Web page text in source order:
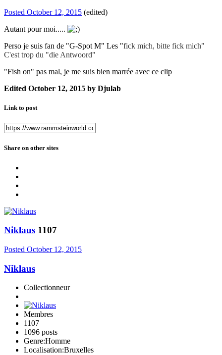
Posted October 12, 2015 (edited)
Autant pour moi.....
Perso je suis fan de "G-Spot M" Les "fick mich, bitte fick mich"
C'est trop du "die Antwoord"
"Fish on" pas mal, je me suis bien marrée avec ce clip
Edited October 12, 2015 by Djulab
Link to post
Share on other sites
Niklaus 1107
Posted October 12, 2015
Niklaus
Collectionneur
Membres
1107
1096 posts
Genre:Homme
Localisation:Bruxelles